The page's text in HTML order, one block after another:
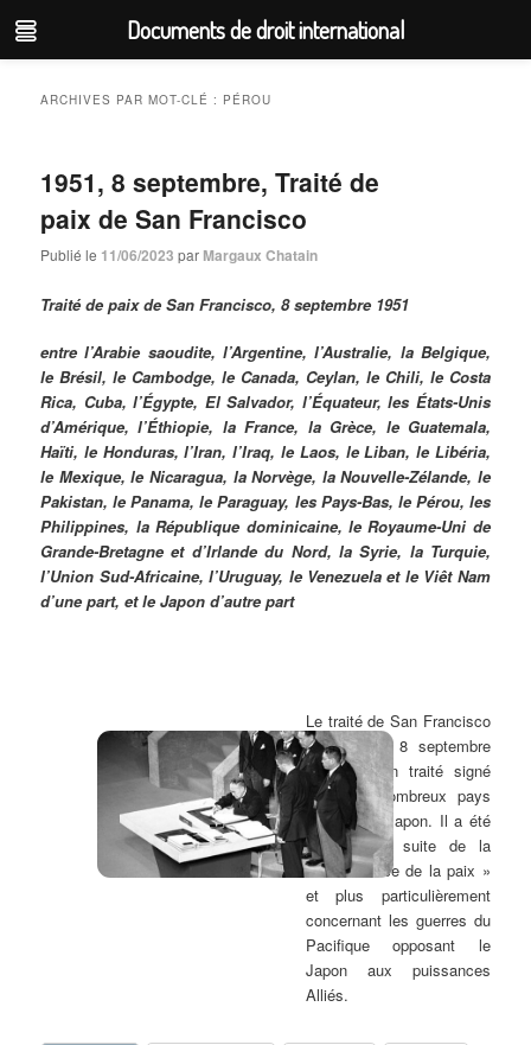
ARCHIVES PAR MOT-CLÉ : PÉROU
1951, 8 septembre, Traité de
paix de San Francisco
Publié le 11/06/2023 par Margaux Chatain
Traité de paix de San Francisco, 8 septembre 1951
entre l’Arabie saoudite, l’Argentine, l’Australie, la Belgique,
le Brésil, le Cambodge, le Canada, Ceylan, le Chili, le Costa
Rica, Cuba, l’Égypte, El Salvador, l’Équateur, les États-Unis
d’Amérique, l’Éthiopie, la France, la Grèce, le Guatemala,
Haïti, le Honduras, l’Iran, l’Iraq, le Laos, le Liban, le Libéria,
le Mexique, le Nicaragua, la Norvège, la Nouvelle-Zélande, le
Pakistan, le Panama, le Paraguay, les Pays-Bas, le Pérou, les
Philippines, la République dominicaine, le Royaume-Uni de
Grande-Bretagne et d’Irlande du Nord, la Syrie, la Turquie,
l’Union Sud-Africaine, l’Uruguay, le Venezuela et le Viêt Nam
d’une part, et le Japon d’autre part
Le traité de San Francisco
en date du 8 septembre
1951 est un traité signé
entre de nombreux pays
alliés et le Japon. Il a été
signé à la suite de la
« Conférence de la paix »
et plus particulièrement
concernant les guerres du
Pacifique opposant le
Japon aux puissances
Alliés.
Documents de droit international